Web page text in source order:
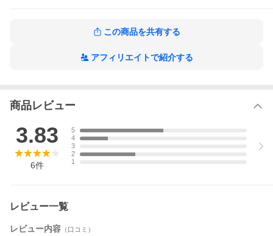
この商品を共有する
アフィリエイトで紹介する
商品レビュー
3.83
6件
5
4
3
2
1
レビュー一覧
レビュー内容 （口コミ）